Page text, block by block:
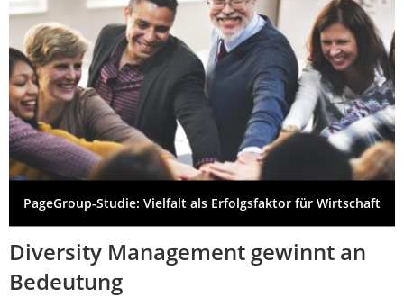
PageGroup-Studie: Vielfalt als Erfolgsfaktor für Wirtschaft
Diversity Management gewinnt an
Bedeutung